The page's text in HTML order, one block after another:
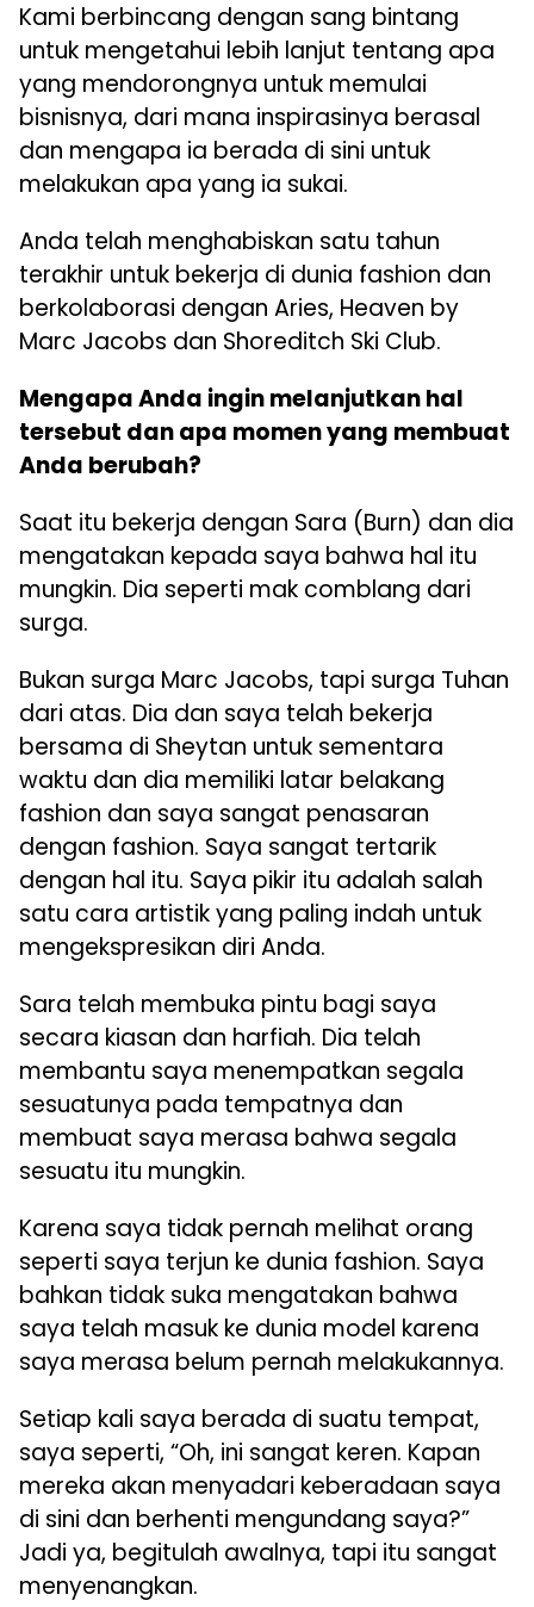
Kami berbincang dengan sang bintang
untuk mengetahui lebih lanjut tentang apa
yang mendorongnya untuk memulai
bisnisnya, dari mana inspirasinya berasal
dan mengapa ia berada di sini untuk
melakukan apa yang ia sukai.
Anda telah menghabiskan satu tahun
terakhir untuk bekerja di dunia fashion dan
berkolaborasi dengan Aries, Heaven by
Marc Jacobs dan Shoreditch Ski Club.
Mengapa Anda ingin melanjutkan hal
tersebut dan apa momen yang membuat
Anda berubah?
Saat itu bekerja dengan Sara (Burn) dan dia
mengatakan kepada saya bahwa hal itu
mungkin. Dia seperti mak comblang dari
surga.
Bukan surga Marc Jacobs, tapi surga Tuhan
dari atas. Dia dan saya telah bekerja
bersama di Sheytan untuk sementara
waktu dan dia memiliki latar belakang
fashion dan saya sangat penasaran
dengan fashion. Saya sangat tertarik
dengan hal itu. Saya pikir itu adalah salah
satu cara artistik yang paling indah untuk
mengekspresikan diri Anda.
Sara telah membuka pintu bagi saya
secara kiasan dan harfiah. Dia telah
membantu saya menempatkan segala
sesuatunya pada tempatnya dan
membuat saya merasa bahwa segala
sesuatu itu mungkin.
Karena saya tidak pernah melihat orang
seperti saya terjun ke dunia fashion. Saya
bahkan tidak suka mengatakan bahwa
saya telah masuk ke dunia model karena
saya merasa belum pernah melakukannya.
Setiap kali saya berada di suatu tempat,
saya seperti, “Oh, ini sangat keren. Kapan
mereka akan menyadari keberadaan saya
di sini dan berhenti mengundang saya?”
Jadi ya, begitulah awalnya, tapi itu sangat
menyenangkan.